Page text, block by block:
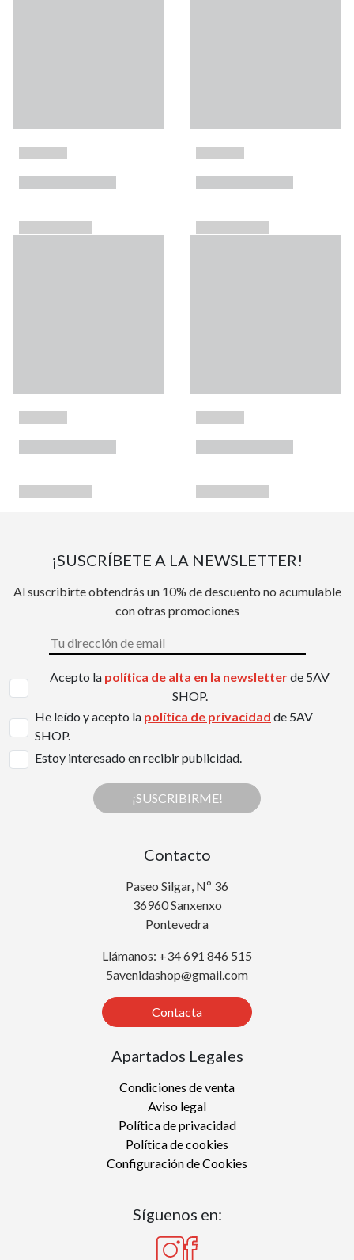
¡SUSCRÍBETE A LA NEWSLETTER!
Al suscribirte obtendrás un 10% de descuento no acumulable
con otras promociones
Acepto la política de alta en la newsletterde 5AV
SHOP.
He leído y acepto la política de privacidad de 5AV
SHOP.
Estoy interesado en recibir publicidad.
¡SUSCRIBIRME!
Contacto
Paseo Silgar, Nº 36
36960 Sanxenxo
Pontevedra
Llámanos: +34 691 846 515
5avenidashop@gmail.com
Contacta
Apartados Legales
Condiciones de venta
Aviso legal
Política de privacidad
Política de cookies
Configuración de Cookies
Síguenos en: